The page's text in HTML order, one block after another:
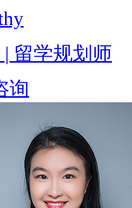
| 留学规划师
询